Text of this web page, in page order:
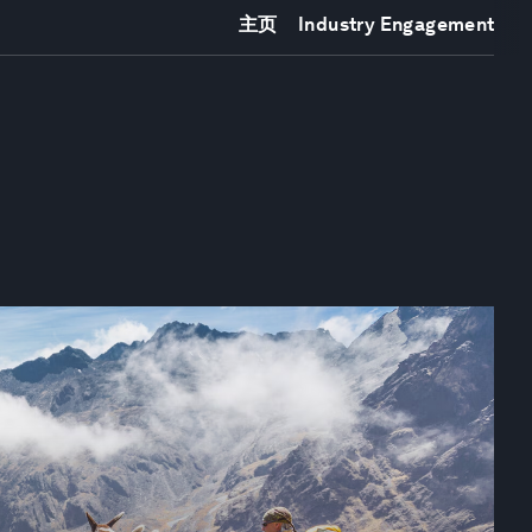
主页 Industry Engagement